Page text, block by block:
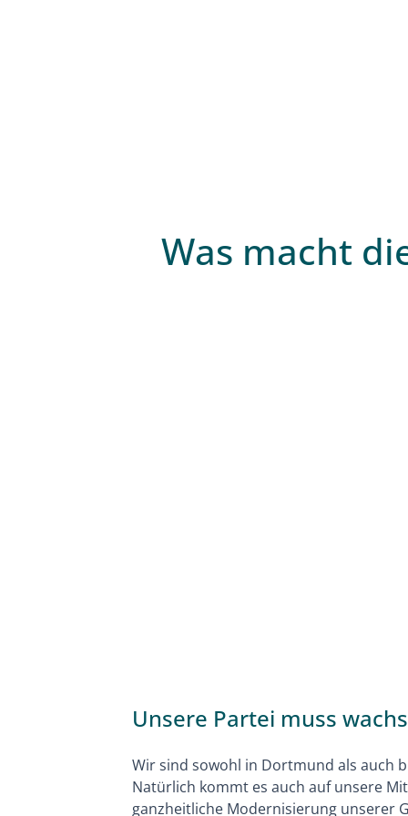
Was macht
Unsere Partei muss
Wir sind sowohl in Dortmund als auch
Natürlich kommt es auch auf unsere
ganzheitliche Modernisierung unserer